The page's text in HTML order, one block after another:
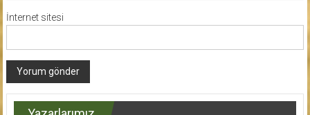
İnternet sitesi